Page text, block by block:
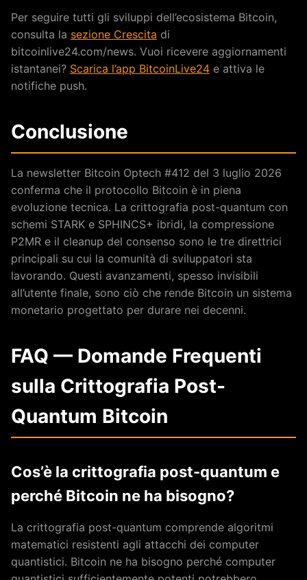
Per seguire tutti gli sviluppi dell’ecosistema Bitcoin,
consulta la sezione Crescita di
bitcoinlive24.com/news. Vuoi ricevere aggiornamenti
istantanei? Scarica l’app BitcoinLive24 e attiva le
notifiche push.
Conclusione
La newsletter Bitcoin Optech #412 del 3 luglio 2026
conferma che il protocollo Bitcoin è in piena
evoluzione tecnica. La crittografia post-quantum con
schemi STARK e SPHINCS+ ibridi, la compressione
P2MR e il cleanup del consenso sono le tre direttrici
principali su cui la comunità di sviluppatori sta
lavorando. Questi avanzamenti, spesso invisibili
all’utente finale, sono ciò che rende Bitcoin un sistema
monetario progettato per durare nei decenni.
FAQ — Domande Frequenti
sulla Crittografia Post-
Quantum Bitcoin
Cos’è la crittografia post-quantum e
perché Bitcoin ne ha bisogno?
La crittografia post-quantum comprende algoritmi
matematici resistenti agli attacchi dei computer
quantistici. Bitcoin ne ha bisogno perché computer